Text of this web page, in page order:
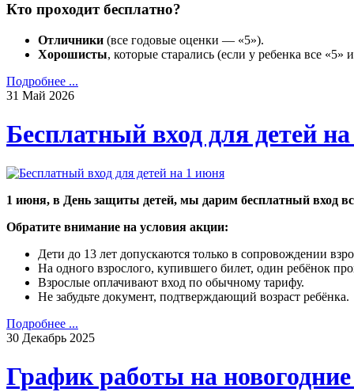
Кто проходит бесплатно?
Отличники (все годовые оценки — «5»).
Хорошисты, которые старались (если у ребенка все
Подробнее ...
31 Май 2026
Бесплатный вход для детей
1 июня, в День защиты детей, мы дарим бесплатный вход
Обратите внимание на условия акции:
Дети до 13 лет допускаются только в сопровождении
На одного взрослого, купившего билет, один ребёнок
Взрослые оплачивают вход по обычному тарифу.
Не забудьте документ, подтверждающий возраст ребёнка.
Подробнее ...
30 Декабрь 2025
График работы на